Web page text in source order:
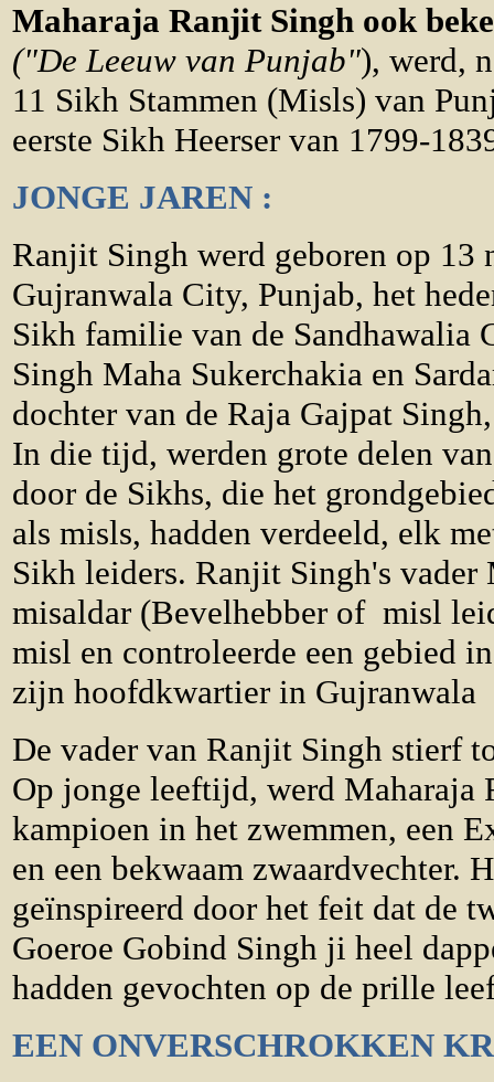
Maharaja Ranjit Singh ook
("De Leeuw van Punjab"), werd,
11 Sikh Stammen (Misls) van
eerste Sikh Heerser van 1799-
JONGE JAREN :
Ranjit Singh werd geboren op 13
Gujranwala City, Punjab, het
Sikh familie van de Sandhawalia
Singh Maha Sukerchakia en
dochter van de Raja Gajpat
In die tijd, werden grote delen
door de Sikhs, die het
als misls, hadden verdeeld, elk
Sikh leiders. Ranjit Singh's vader
misaldar (Bevelhebber of misl
misl en controleerde een gebied
zijn hoofdkwartier in Gujranwala
De vader van Ranjit Singh stierf
Op jonge leeftijd, werd Maharaja
kampioen in het zwemmen, een
en een bekwaam zwaardvechter.
geïnspireerd door het feit dat de
Goeroe Gobind Singh ji heel
hadden gevochten op de prille
EEN ONVERSCHROKKEN